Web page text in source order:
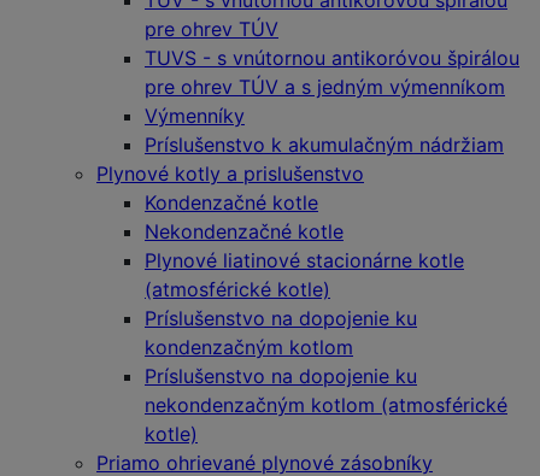
pre ohrev TÚV
TUVS - s vnútornou antikoróvou špirálou
pre ohrev TÚV a s jedným výmenníkom
Výmenníky
Príslušenstvo k akumulačným nádržiam
Plynové kotly a prislušenstvo
Kondenzačné kotle
Nekondenzačné kotle
Plynové liatinové stacionárne kotle
(atmosférické kotle)
Príslušenstvo na dopojenie ku
kondenzačným kotlom
Príslušenstvo na dopojenie ku
nekondenzačným kotlom (atmosférické
kotle)
Priamo ohrievané plynové zásobníky